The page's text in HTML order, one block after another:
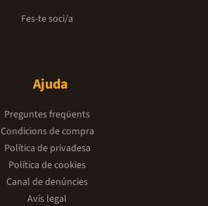
Fes-te soci/a
Ajuda
Preguntes freqüents
Condicions de compra
Política de privadesa
Política de cookies
Canal de denúncies
Avís legal